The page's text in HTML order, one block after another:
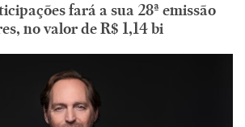
fará a sua 28ª emissão
no valor de R$ 1,14 bi